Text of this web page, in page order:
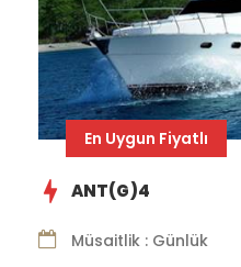
En Uygun Fiyatlı
ANT(G)4
Müsaitlik : Günlük